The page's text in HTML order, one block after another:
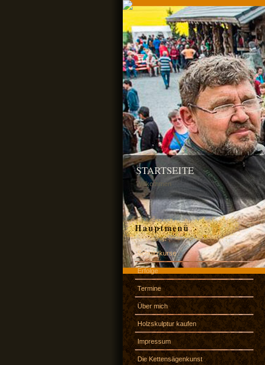
STARTSEITE
Willkommen
Hauptmenü
Schnitzkurse
Erfolge
Termine
Über mich
Holzskulptur kaufen
Impressum
Die Kettensägenkunst